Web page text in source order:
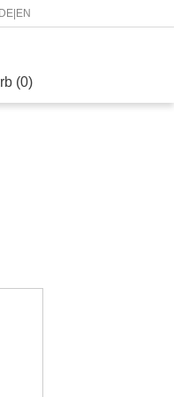
DE| EN
(0)